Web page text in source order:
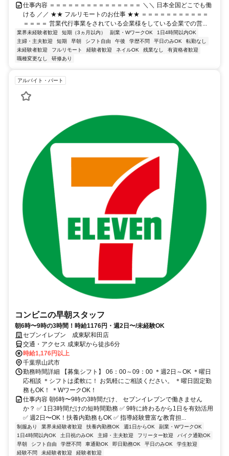
仕事内容 ＝＝＝＝＝＝＝＝＝＝＝＝＝＝＝ ＼＼ 日本全国どこでも働
ける ／／ ★★ フルリモートのお仕事 ★★ ＝＝＝＝＝＝＝＝＝＝＝
＝＝＝＝ 営業代行事業をされている企業様をしている企業での営...
業界未経験者歓迎 短期（3ヵ月以内） 副業・WワークOK
1日4時間以内OK
主婦・主夫歓迎
短期 早朝 シフト自由 午後 学歴不問 平日のみOK
転勤なし
未経験者歓迎
フルリモート 経験者歓迎 ネイルOK 残業なし
有資格者歓迎
職種変更なし
研修あり
アルバイト・パート
コンビニの早朝スタッフ
朝6時〜9時の3時間！時給1176円・週2日〜/未経験OK
セブンイレブン 成東駅和田店
交通・アクセス 成東駅から徒歩6分
時給1,176円以上
千葉県山武市
勤務時間詳細 【募集シフト】 06：00～09：00 ＊週2日～OK ＊曜日
応相談 ＊シフトは柔軟に！ お気軽にご相談ください。 ＊曜日固定勤
務もOK！ ＊WワークOK！
仕事内容 朝6時〜9時の3時間だけ、 セブンイレブンで働きません
か？ ✅ 1日3時間だけの短時間勤務 ✅ 9時に終わるから1日を有効活用
✅ 週2日〜OK！扶養内勤務もOK ✅ 指導経験豊富な教育担...
制服あり 業界未経験者歓迎 扶養内勤務OK 週1日からOK
副業・WワークOK
1日4時間以内OK
土日祝のみOK 主婦・主夫歓迎 フリーター歓迎
バイク通勤OK
早朝
シフト自由 学歴不問 車通勤OK 即日勤務OK 平日のみOK
学生歓迎
経験不問
未経験者歓迎 経験者歓迎